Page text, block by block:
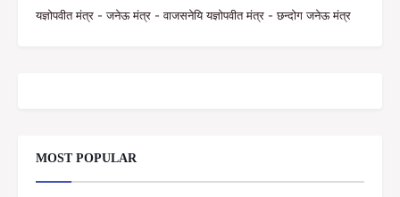
यज्ञोपवीत मंत्र - जनेऊ मंत्र - वाजसनेयि यज्ञोपवीत मंत्र - छन्दोग जनेऊ मंत्र
MOST POPULAR